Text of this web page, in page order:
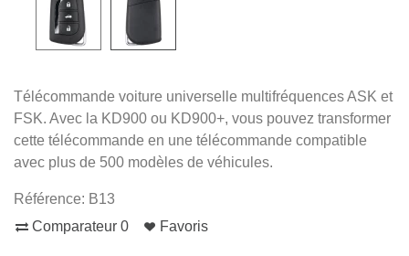
Télécommande voiture universelle multifréquences ASK et
FSK. Avec la KD900 ou KD900+, vous pouvez transformer
cette télécommande en une télécommande compatible
avec plus de 500 modèles de véhicules.
Référence: B13
Comparateur 0 Favoris